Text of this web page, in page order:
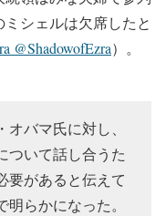
シェルは欠席したと
@ShadowofEzra）。
バマ氏に対し、
ついて話し合うた
要があると伝えて
らかになった。